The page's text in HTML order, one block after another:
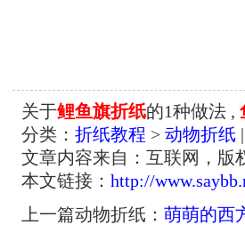
关于鲤鱼旗折纸的1种做法 ,
分类： 折纸教程 > 动物折纸
文章内容来自：互联网，版
本文链接： http://
上一篇动物折纸： 萌萌的西